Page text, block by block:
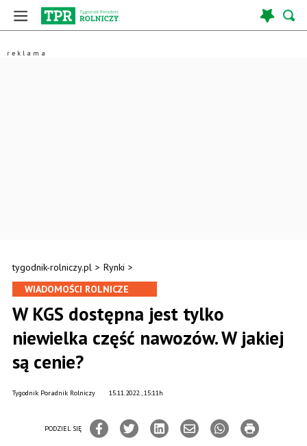
tygodnik-rolniczy.pl > Rynki >
WIADOMOŚCI ROLNICZE
W KGS dostępna jest tylko
niewielka część nawozów. W jakiej
są cenie?
15.11.2022., 15:11h
Tygodnik Poradnik Rolniczy
PODZIEL SIĘ